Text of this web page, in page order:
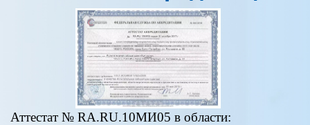
Аттестат № RA.RU.10МИ05 в области: